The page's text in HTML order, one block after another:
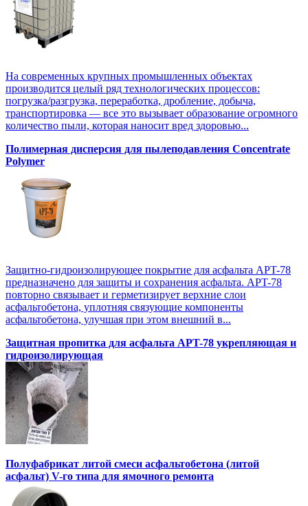
На современных крупных промышленных объектах
производится целый ряд технологических процессов:
погрузка/разгрузка, переработка, дробление, добыча,
транспортировка — все это вызывает образование огромного
количество пыли, которая наносит вред здоровью...
Полимерная дисперсия для пылеподавления Concentrate
Polymer
Защитно-гидроизолирующее покрытие для асфальта APT-78
предназначено для защиты и сохранения асфальта. APT-78
повторно связывает и герметизирует верхние слои
асфальтобетона, уплотняя связующие компоненты
асфальтобетона, улучшая при этом внешний в...
Защитная пропитка для асфальта APT-78 укрепляющая и
гидроизолирующая
Полуфабрикат литой смеси асфальтобетона (литой
асфальт) V-го типа для ямочного ремонта